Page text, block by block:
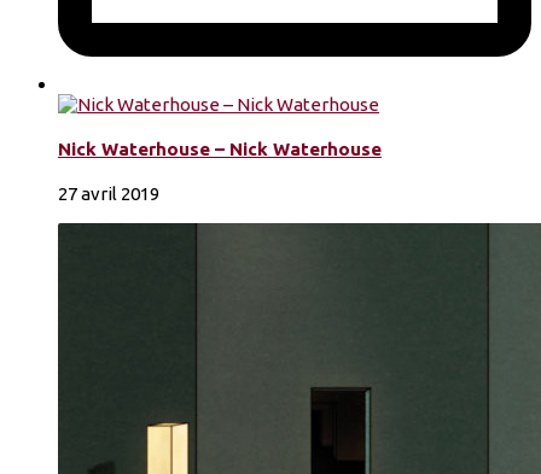
Nick Waterhouse – Nick Waterhouse
27 avril 2019